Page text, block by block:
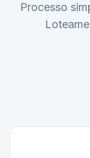
Processo